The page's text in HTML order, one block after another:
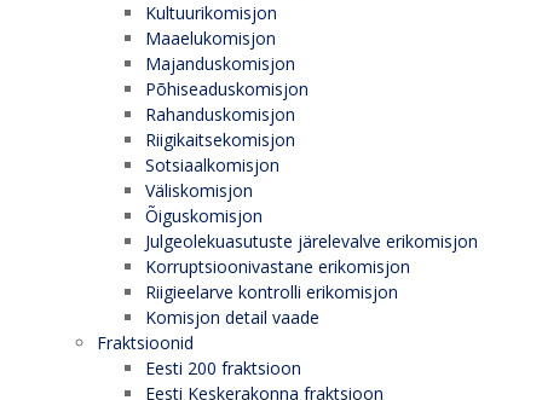
Kultuurikomisjon
Maaelukomisjon
Majanduskomisjon
Põhiseaduskomisjon
Rahanduskomisjon
Riigikaitsekomisjon
Sotsiaalkomisjon
Väliskomisjon
Õiguskomisjon
Julgeolekuasutuste järelevalve erikomisjon
Korruptsioonivastane erikomisjon
Riigieelarve kontrolli erikomisjon
Komisjon detail vaade
Fraktsioonid
Eesti 200 fraktsioon
Eesti Keskerakonna fraktsioon